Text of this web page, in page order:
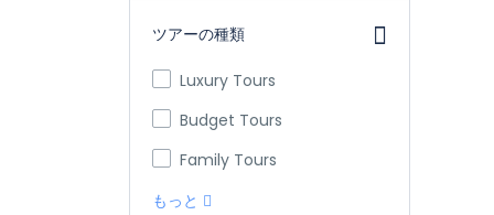
ツアーの種類
Luxury Tours
Budget Tours
Family Tours
もっと